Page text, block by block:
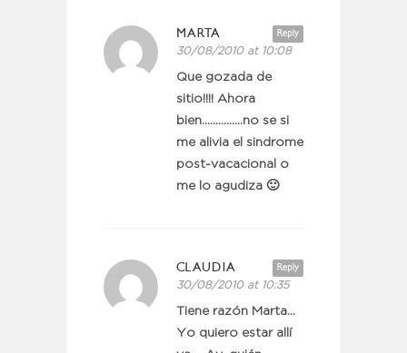
Reply
MARTA
30/08/2010 at 10:08
Que gozada de
sitio!!!! Ahora
bien……………no se si
me alivia el sindrome
post-vacacional o
me lo agudiza 🙂
Reply
CLAUDIA
30/08/2010 at 10:35
Tiene razón Marta…
Yo quiero estar allí